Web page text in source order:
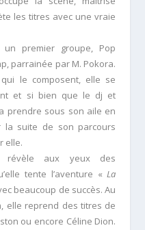
les titres avec une vraie
un premier groupe, Pop
parrainée par M. Pokora.
le composent, elle se
et si bien que le dj et
prendre sous son aile en
la suite de son parcours
elle.
révèle aux yeux des
tente l’aventure «La
beaucoup de succès. Au
elle reprend des titres de
ou encore Céline Dion.